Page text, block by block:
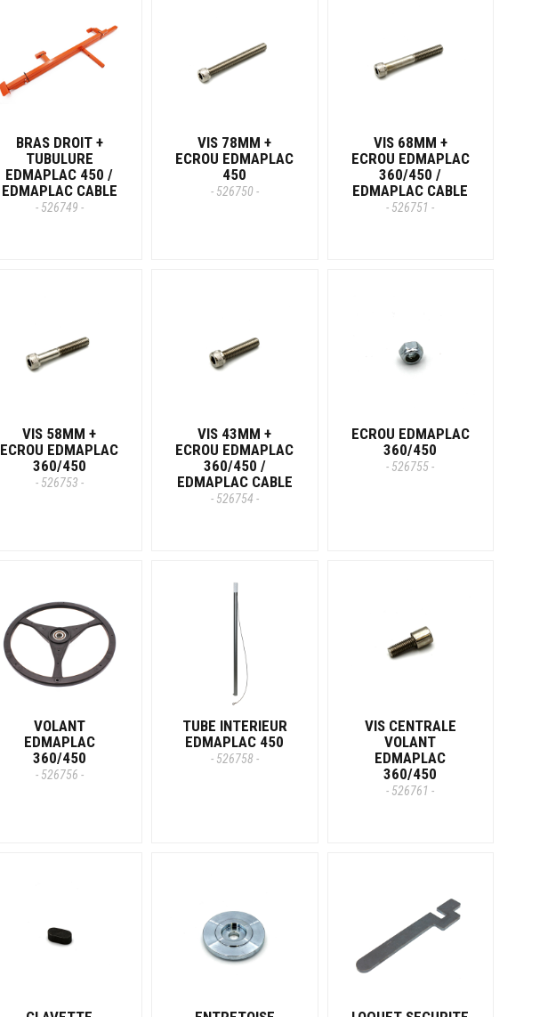
BRAS DROIT +
TUBULURE
EDMAPLAC 450 /
EDMAPLAC CABLE
- 526749 -
VIS 78MM +
ECROU EDMAPLAC
450
- 526750 -
VIS 68MM +
ECROU EDMAPLAC
360/450 /
EDMAPLAC CABLE
- 526751 -
VIS 58MM +
ECROU EDMAPLAC
360/450
- 526753 -
VIS 43MM +
ECROU EDMAPLAC
360/450 /
EDMAPLAC CABLE
- 526754 -
ECROU EDMAPLAC
360/450
- 526755 -
VOLANT
EDMAPLAC
360/450
- 526756 -
TUBE INTERIEUR
EDMAPLAC 450
- 526758 -
VIS CENTRALE
VOLANT
EDMAPLAC
360/450
- 526761 -